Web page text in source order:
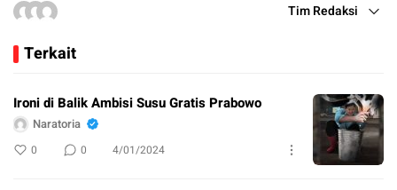
Tim Redaksi
Terkait
Ironi di Balik Ambisi Susu Gratis Prabowo
Naratoria
0 0 4/01/2024